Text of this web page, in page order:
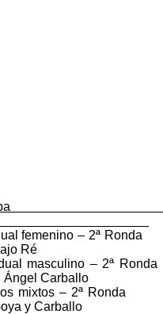
femenino – 2ª
Ré
masculino – 2ª
Ángel Carballo
mixtos – 2ª
y Carballo